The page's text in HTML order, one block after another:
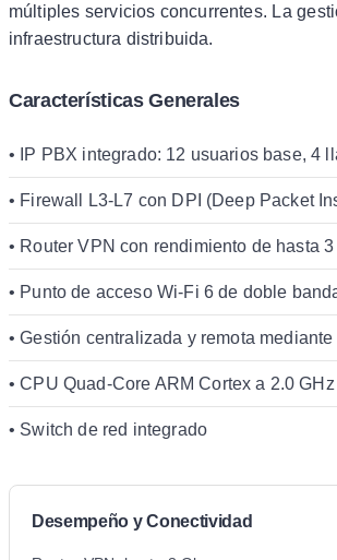
múltiples servicios concurrentes. La
infraestructura distribuida.
Características Generales
• IP PBX integrado: 12 usuarios base, 4
• Firewall L3-L7 con DPI (Deep Packet
• Router VPN con rendimiento de hasta
• Punto de acceso Wi-Fi 6 de doble
• Gestión centralizada y remota
• CPU Quad-Core ARM Cortex a 2.0
• Switch de red integrado
Desempeño y Conectividad